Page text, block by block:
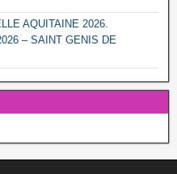
AQUITAINE 2026.
– SAINT GENIS DE